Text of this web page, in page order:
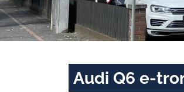
Audi Q6 e-